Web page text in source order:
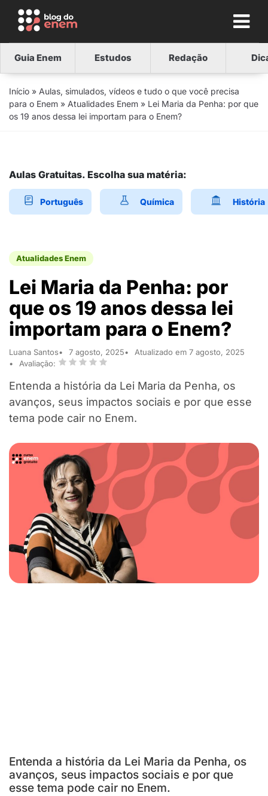
Guia Enem Estudos Redação
Início » Aulas, simulados, vídeos e tudo o que você precisa
para o Enem » Atualidades Enem » Lei Maria da Penha: por que
os 19 anos dessa lei importam para o Enem?
Aulas Gratuitas. Escolha sua matéria:
Português Química História
Atualidades Enem
Lei Maria da Penha: por
que os 19 anos dessa lei
importam para o Enem?
Luana Santos 7 agosto, 2025
Atualizado em 7 agosto, 2025
Avaliação:
Entenda a história da Lei Maria da Penha, os
avanços, seus impactos sociais e por que esse
tema pode cair no Enem.
Entenda a história da Lei Maria da Penha, os
avanços, seus impactos sociais e por que
esse tema pode cair no Enem.